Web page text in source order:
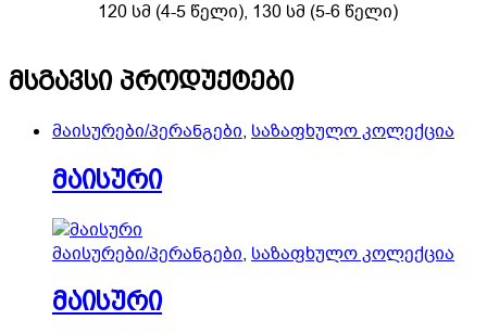
120 სმ (4-5 წელი), 130 სმ (5-6 წელი)
მსგავსი პროდუქტები
მაისურები/პერანგები, საზაფხულო კოლექცია
მაისური
მაისურები/პერანგები, საზაფხულო კოლექცია
მაისური